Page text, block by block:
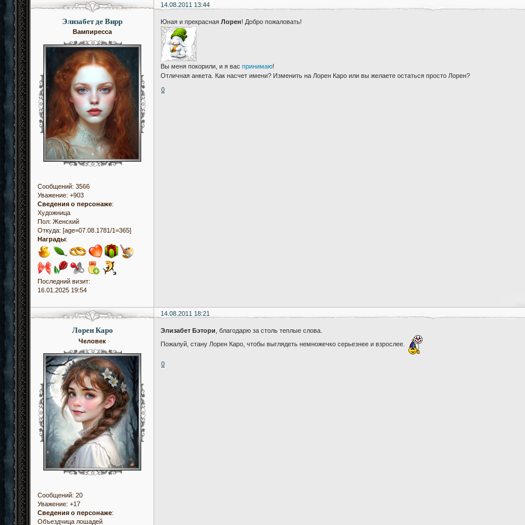
14.08.2011 13:44
Элизабет де Вирр
Вампиресса
Сообщений: 3566
Уважение: +903
Сведения о персонаже:
Художница
Пол: Женский
Откуда: [age=07.08.1781/1=365]
Награды:
Последний визит:
16.01.2025 19:54
Юная и прекраснаяЛорен! Добро пожаловать!
Вы меня покорили, и я васпринимаю!
Отличная анкета. Как насчет имени? Изменить на Лорен Каро или вы желаете остаться просто Лорен?
0
14.08.2011 18:21
Лорен Каро
Человек
Сообщений: 20
Уважение: +17
Сведения о персонаже:
Объездчица лошадей
Элизабет Бэтори, благодарю за столь теплые слова.
Пожалуй, стану Лорен Каро, чтобы выглядеть немножечко серьезнее и взрослее.
0